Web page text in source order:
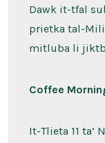
Dawk it-tfal
prietka tal-
mitluba li
Coffee
It-Tlieta 11 ta’